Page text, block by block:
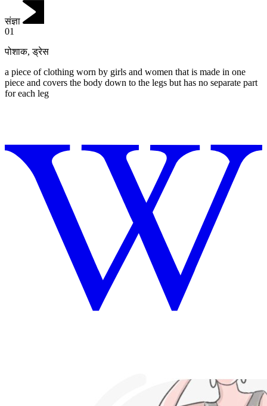
संज्ञा
01
पोशाक,ड्रेस
a piece of clothing worn by girls and women that is made in one
piece and covers the body down to the legs but has no separate part
for each leg